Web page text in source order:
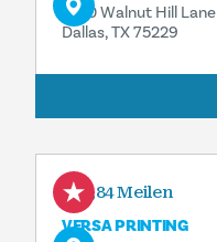
2100 Walnut Hill Lane
Dallas, TX 75229
0,84 Meilen
VERSA PRINTING